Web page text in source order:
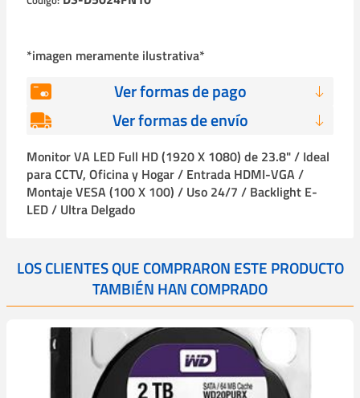
*imagen meramente ilustrativa*
Ver formas de pago
Ver formas de envío
Monitor VA LED Full HD (1920 X 1080) de 23.8" / Ideal
para CCTV, Oficina y Hogar / Entrada HDMI-VGA /
Montaje VESA (100 X 100) / Uso 24/7 / Backlight E-
LED / Ultra Delgado
LOS CLIENTES QUE COMPRARON ESTE PRODUCTO
TAMBIÉN HAN COMPRADO